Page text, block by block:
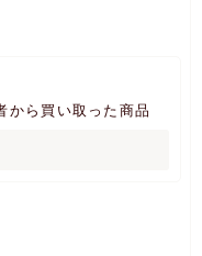
から買い取った商品